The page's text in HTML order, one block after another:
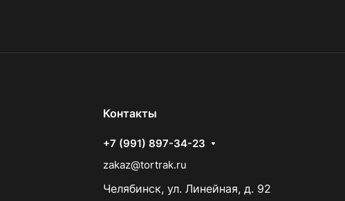
Контакты
+7 (991) 897-34-23
zakaz@tortrak.ru
Челябинск, ул. Линейная, д. 92